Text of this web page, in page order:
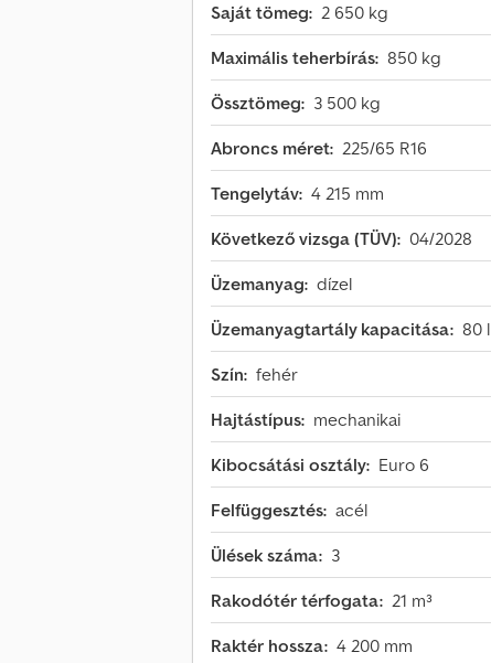
Saját tömeg: 2 650 kg
Maximális teherbírás: 850 kg
Össztömeg: 3 500 kg
Abroncs méret: 225/65 R16
Tengelytáv: 4 215 mm
Következő vizsga (TÜV): 04/2028
Üzemanyag: dízel
Üzemanyagtartály kapacitása: 80 l
Szín: fehér
Hajtástípus: mechanikai
Kibocsátási osztály: Euro 6
Felfüggesztés: acél
Ülések száma: 3
Rakodótér térfogata: 21 m³
Raktér hossza: 4 200 mm